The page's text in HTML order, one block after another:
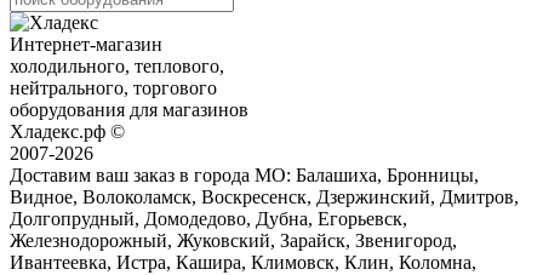
Интернет-магазин
холодильного, теплового,
нейтрального, торгового
оборудования для магазинов
Хладекс.рф ©
2007-2026
Доставим ваш заказ в города МО: Балашиха, Бронницы,
Видное, Волоколамск, Воскресенск, Дзержинский, Дмитров,
Долгопрудный, Домодедово, Дубна, Егорьевск,
Железнодорожный, Жуковский, Зарайск, Звенигород,
Ивантеевка, Истра, Кашира, Климовск, Клин, Коломна,